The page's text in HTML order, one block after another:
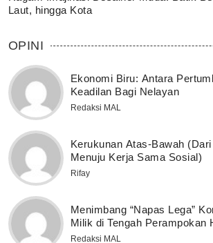
Laut, hingga Kota
OPINI
Ekonomi Biru: Antara
Keadilan Bagi Nelayan
Redaksi MAL
Kerukunan Atas-Bawah
Menuju Kerja Sama Sosial)
Rifay
Menimbang “Napas Lega”
Milik di Tengah Perampokan
Redaksi MAL